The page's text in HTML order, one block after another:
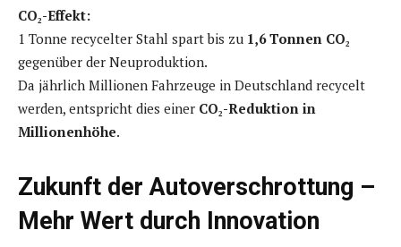
CO₂-Effekt:
1 Tonne recycelter Stahl spart bis zu 1,6 Tonnen CO₂
gegenüber der Neuproduktion.
Da jährlich Millionen Fahrzeuge in Deutschland recycelt
werden, entspricht dies einer CO₂-Reduktion in
Millionenhöhe.
Zukunft der Autoverschrottung –
Mehr Wert durch Innovation